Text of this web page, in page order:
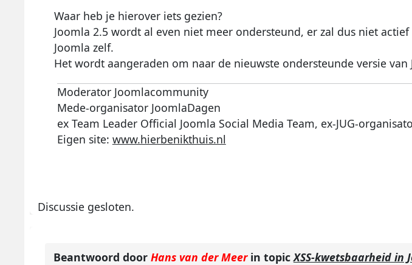
Waar heb je hierover iets gezien?
Joomla 2.5 wordt al even niet meer ondersteund, er zal dus niet
Joomla zelf.
Het wordt aangeraden om naar de nieuwste ondersteunde versie
Moderator Joomlacommunity
Mede-organisator JoomlaDagen
ex Team Leader Official Joomla Social Media Team, ex-JUG-
Eigen site: www.hierbenikthuis.nl
Discussie gesloten.
Beantwoord door Hans van der Meerin topic XSS-kwetsbaarheid in